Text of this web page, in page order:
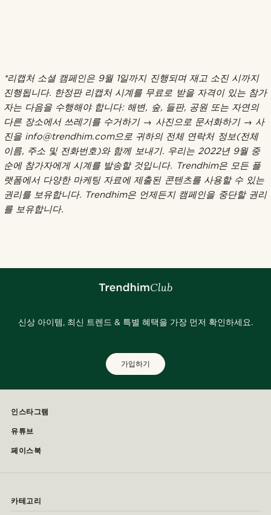
*리캡처 소셜 캠페인은 9월 1일까지 진행되며 재고 소진 시까지
진행됩니다. 한정판 리캡처 시계를 무료로 받을 자격이 있는 참가
자는 다음을 수행해야 합니다: 해변, 숲, 들판, 공원 또는 자연의
다른 장소에서 쓰레기를 수거하기 → 사진으로 문서화하기 → 사
진을 info@trendhim.com으로 귀하의 전체 연락처 정보(전체
이름, 주소 및 전화번호)와 함께 보내기. 우리는 2022년 9월 중
순에 참가자에게 시계를 발송할 것입니다. Trendhim은 모든 플
랫폼에서 다양한 마케팅 자료에 제출된 콘텐츠를 사용할 수 있는
권리를 보유합니다. Trendhim은 언제든지 캠페인을 중단할 권리
를 보유합니다.
신상 아이템, 최신 트렌드 & 특별 혜택을 가장 먼저 확인하세요.
가입하기
인스타그램
유튜브
페이스북
카테고리